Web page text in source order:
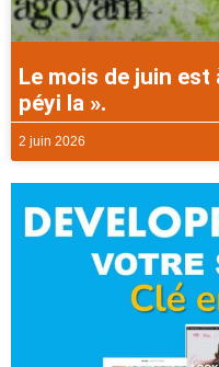
Le mois de juin est
péyi la ».
2 juin 2026